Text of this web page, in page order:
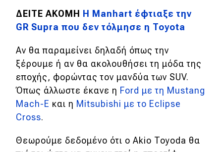
ΔΕΙΤΕ ΑΚΟΜΗ Η Manhart έφτιαξε την
GR Supra που δεν τόλμησε η Toyota
Αν θα παραμείνει δηλαδή όπως την
ξέρουμε ή αν θα ακολουθήσει τη μόδα της
εποχής, φορώντας τον μανδύα των SUV.
Όπως άλλωστε έκανε η Ford με τη Mustang
Mach-E και η Mitsubishi με το Eclipse
Cross.
Θεωρούμε δεδομένο ότι ο Akio Toyoda θα